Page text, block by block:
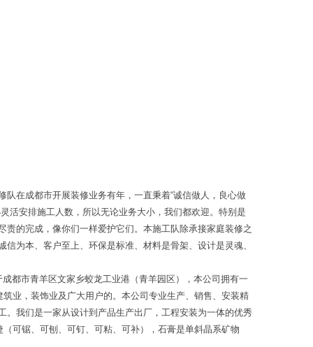
在成都市开展装修业务有年，一直秉着“诚信做人，良心做
活安排施工人数，所以无论业务大小，我们都欢迎。特别是
的完成，像你们一样爱护它们。本施工队除承接家庭装修之
为本、客户至上、环保是标准、材料是骨架、设计是灵魂、
都市青羊区文家乡蛟龙工业港（青羊园区），本公司拥有一
业，装饰业及广大用户的。本公司专业生产、销售、安装精
我们是一家从设计到产品生产出厂，工程安装为一体的优秀
可锯、可刨、可钉、可粘、可补），石膏是单斜晶系矿物